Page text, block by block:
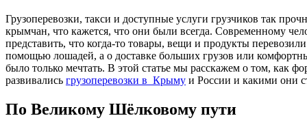
Грузоперевозки, такси и доступные услуги грузчиков так
крымчан, что кажется, что они были всегда. Современному
представить, что когда-то товары, вещи и продукты
помощью лошадей, а о доставке больших грузов или
было только мечтать. В этой статье мы расскажем о том, как
развивались грузоперевозки в Крыму и России и какими они
По Великому Шёлковому пути